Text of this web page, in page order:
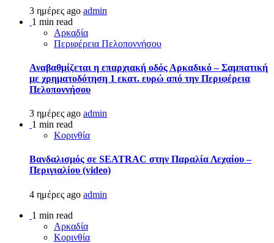
3 ημέρες ago admin
1 min read
Αρκαδία
Περιφέρεια Πελοποννήσου
Αναβαθμίζεται η επαρχιακή οδός Αρκαδικό – Σαμπατική
με χρηματοδότηση 1 εκατ. ευρώ από την Περιφέρεια
Πελοποννήσου
3 ημέρες ago admin
1 min read
Κορινθία
Βανδαλισμός σε SEATRAC στην Παραλία Λεχαίου –
Περιγιαλίου (video)
4 ημέρες ago admin
1 min read
Αρκαδία
Κορινθία